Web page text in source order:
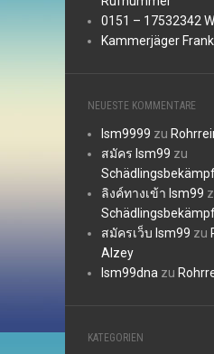
0151 – 17532342
Kammerjäger
NEUESTE KOMMENTARE
lsm9999 zu
สมัคร lsm99 zu
ลิงค์ทางเข้า lsm99
สมัครเว็บ lsm99 zu
Alzey
lsm99dna zu
KATEGORIEN